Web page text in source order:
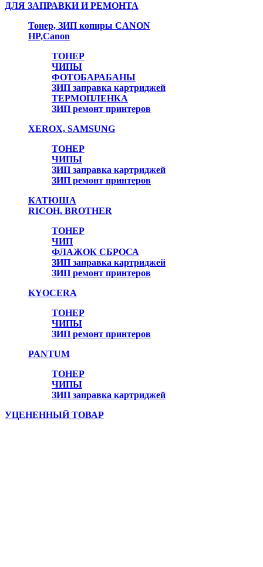
ДЛЯ ЗАПРАВКИ И РЕМОНТА
Тонер, ЗИП копиры CANON
HP,Canon
ТОНЕР
ЧИПЫ
ФОТОБАРАБАНЫ
ЗИП заправка картриджей
ТЕРМОПЛЕНКА
ЗИП ремонт принтеров
XEROX, SAMSUNG
ТОНЕР
ЧИПЫ
ЗИП заправка картриджей
ЗИП ремонт принтеров
КАТЮША
RICOH, BROTHER
ТОНЕР
ЧИП
ФЛАЖОК СБРОСА
ЗИП заправка картриджей
ЗИП ремонт принтеров
KYOCERA
ТОНЕР
ЧИПЫ
ЗИП ремонт принтеров
PANTUM
ТОНЕР
ЧИПЫ
ЗИП заправка картриджей
УЦЕНЕННЫЙ ТОВАР